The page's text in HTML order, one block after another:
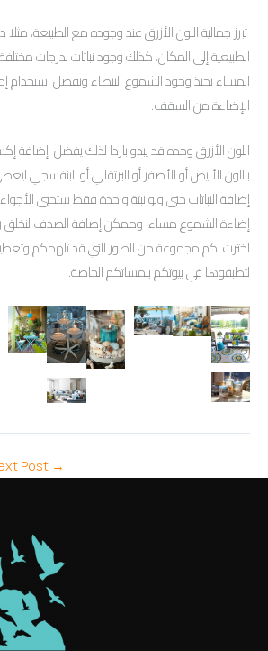
تبرز جمالية اللون الأزرق عند وجوده مع الطبيعة،
الطبيعية إلى المكان، كذلك وجود نباتات بدرجات
المساء يحبذ وجود الشموع البيضاء ويفضل استخدام
الإضاءة من السقف.
اللون الأزرق وحده قد يبدو باردا لذلك يفضل إضافة
باللون الأبيض أو الأصفر أو البرتقالي أو البنفسجي
إضافة النباتات حتى ولو نبتة واحدة فقط ستحيي
إضاءة الشموع مساءا وممكن إضافة الصدف لنخلق
اخترت لكم مجموعة من الصور التي قد تلهمكم
لتطبقوها في بيوتكم بلمساتكم الخاصة.
Post →